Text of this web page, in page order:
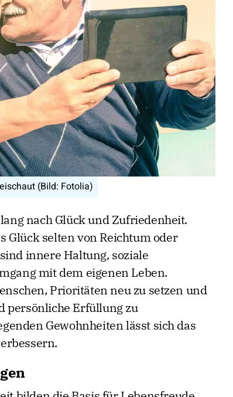
(Bild: Fotolia)
nach Glück und Zufriedenheit.
Glück selten von Reichtum oder
innere Haltung, soziale
mit dem eigenen Leben.
Prioritäten neu zu setzen und
persönliche Erfüllung zu
Gewohnheiten lässt sich das